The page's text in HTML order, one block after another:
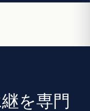
を専門